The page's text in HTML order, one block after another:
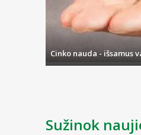
Nuolat tobuliname savo
kitą darbo dieną, o
Cinko nauda - išsamus
Sužinok